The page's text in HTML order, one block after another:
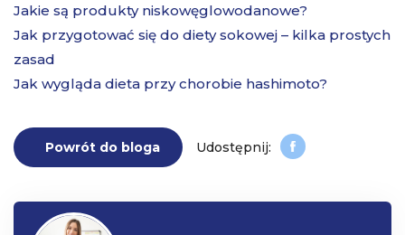
Jakie są produkty niskowęglowodanowe?
Jak przygotować się do diety sokowej – kilka prostych
zasad
Jak wygląda dieta przy chorobie hashimoto?
Powrót do bloga